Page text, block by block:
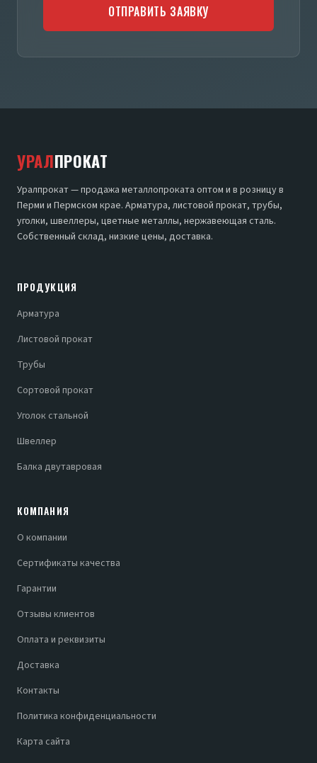
ОТПРАВИТЬ ЗАЯВКУ
УРАЛПРОКАТ
Уралпрокат — продажа металлопроката оптом и в розницу в
Перми и Пермском крае. Арматура, листовой прокат, трубы,
уголки, швеллеры, цветные металлы, нержавеющая сталь.
Собственный склад, низкие цены, доставка.
ПРОДУКЦИЯ
Арматура
Листовой прокат
Трубы
Сортовой прокат
Уголок стальной
Швеллер
Балка двутавровая
КОМПАНИЯ
О компании
Сертификаты качества
Гарантии
Отзывы клиентов
Оплата и реквизиты
Доставка
Контакты
Политика конфиденциальности
Карта сайта